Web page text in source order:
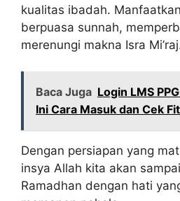
kualitas ibadah.
berpuasa sunnah,
merenungi makna Isra
Baca Juga Login LMS
Ini Cara Masuk dan Cek
Dengan persiapan yang
insya Allah kita akan
Ramadhan dengan hati